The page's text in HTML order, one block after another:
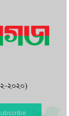
২০২০)